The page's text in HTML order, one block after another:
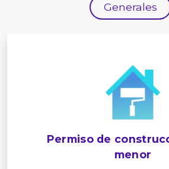
Generales
Permiso de
menor